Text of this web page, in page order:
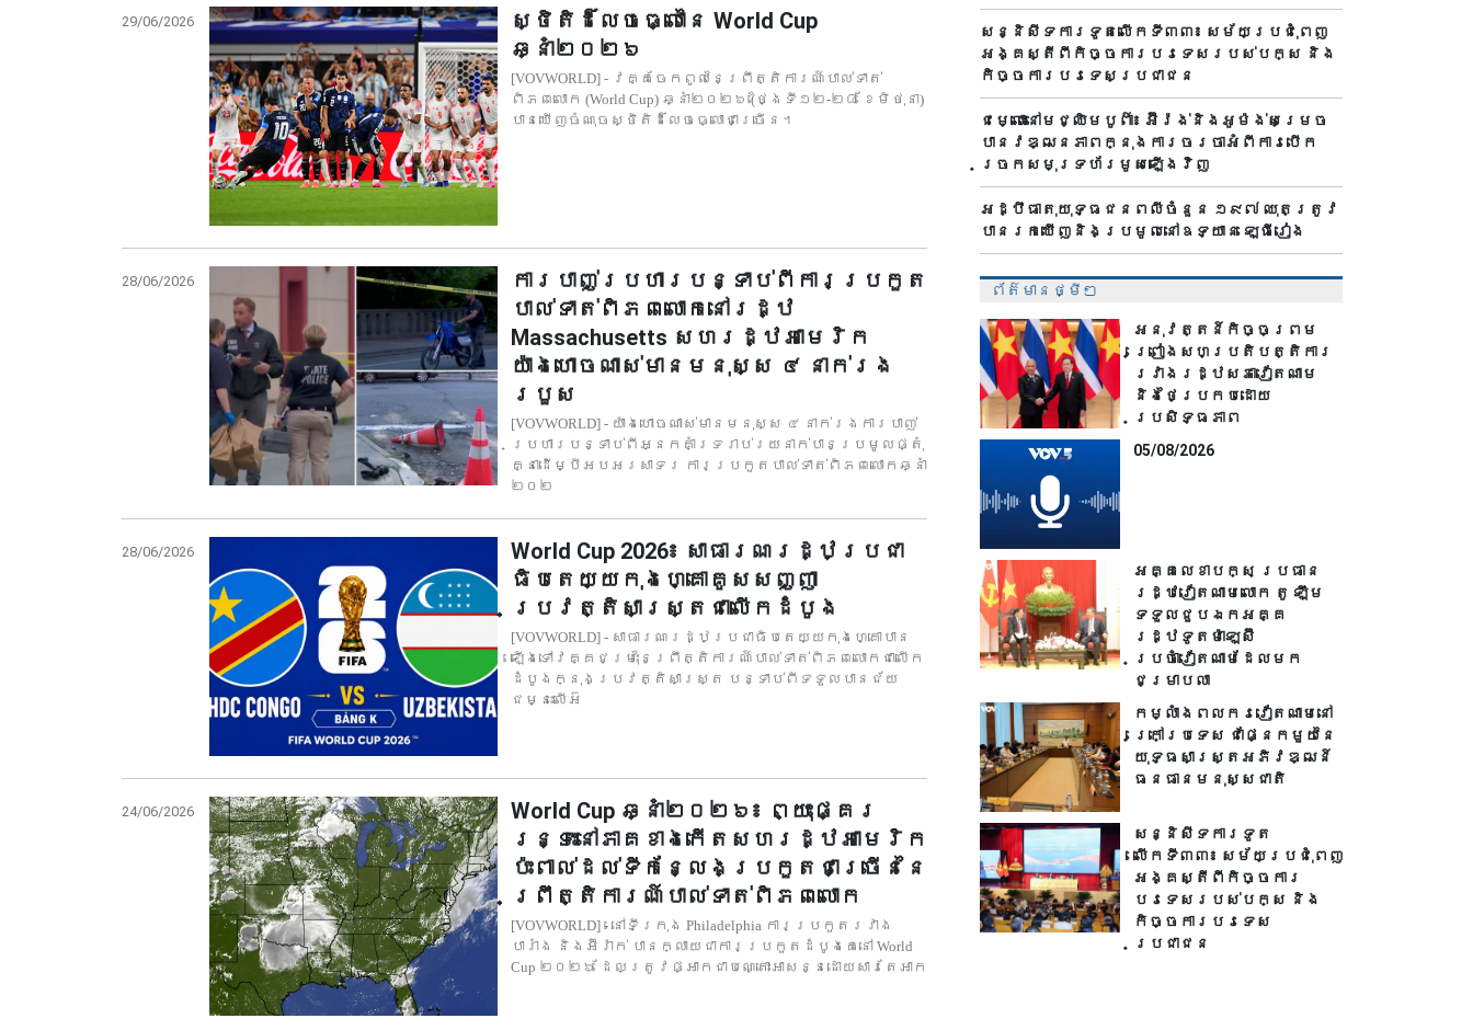
29/06/2026
ស្ថិតិដ៏លេចធ្លោនៃ World Cup
ឆ្នាំ២០២៦
[VOVWORLD] - វគ្គចែកពូលនៃព្រឹត្តិការណ៍បាល់ទាត់
ពិភពលោក (World Cup) ឆ្នាំ២០២៦ (ថ្ងៃទី១២-២៨ ខែមិថុនា)
បានឃើញចំណុចស្ថិតិដ៏លេចធ្លោជាច្រើន។
28/06/2026
ការបាញ់ប្រហារបន្ទាប់ពីការប្រកួត
បាល់ទាត់ពិភពលោកនៅរដ្ឋ
Massachusetts សហរដ្ឋអាមេរិក
យ៉ាងហោចណាស់មានមនុស្ស ៤ នាក់រង
របួស
[VOVWORLD] - យ៉ាងហោចណាស់មានមនុស្ស ៤ នាក់រងការបាញ់
ប្រហារបន្ទាប់ពីអ្នកគាំទ្ររាប់រយនាក់បានប្រមូលផ្តុំ
គ្នាដើម្បីអបអរសាទរ ការប្រកួតបាល់ទាត់ពិភពលោកឆ្នាំ
២០២
28/06/2026
World Cup 2026៖ សាធារណរដ្ឋប្រជា
ធិបតេយ្យកុងហ្គោគូសសញ្ញា
ប្រវត្តិសាស្ត្រជាលើកដំបូង
[VOVWORLD] - សាធារណរដ្ឋប្រជាធិបតេយ្យកុងហ្គោបាន
ឡើងទៅវគ្គជម្រុះនៃព្រឹត្តិការណ៍បាល់ទាត់ពិភពលោកជាលើក
ដំបូងក្នុងប្រវត្តិសាស្ត្រ បន្ទាប់ពីទទួលបានជ័យ
ជម្នះលើអ៊
24/06/2026
World Cup ឆ្នាំ២០២៦៖ ព្យុះផ្គរ
រន្ទះនៅភាគខាងកើតសហរដ្ឋអាមេរិក
ប៉ះពាល់ដល់ទីកន្លែងប្រកួតជាច្រើននៃ
ព្រឹត្តិការណ៍បាល់ទាត់ពិភពលោក
[VOVWORLD] - នៅទីក្រុង Philadelphia ការប្រកួតរវាង
បារាំង និងអ៊ីរ៉ាក់ បានក្លាយជាការប្រកួតដំបូងគេនៅ World
Cup ២០២៦ ដែលត្រូវផ្អាកជាបណ្តោះអាសន្នដោយសារតែអាក
សន្និសីទការទូតលើកទី៣៣៖ សម័យប្រជុំពេញ
អង្គស្តីពីកិច្ច​ការបរទេសរបស់​បក្ស និង
កិច្ច​ការបរទេសប្រជាជន
ជម្លោះនៅមជ្ឈិមបូព៌ា៖ អ៊ីរ៉ង់និងអូម៉ង់សម្រេច
បានវឌ្ឍនភាពក្នុងការចរចាអំពីការបើក
ច្រកសមុទ្រហ័រមូសឡើងវិញ
អដ្ឋិធាតុយុទ្ធជនពលីចំនួន ១៩៧ ឈុតត្រូវ
បានរកឃើញនិងប្រមូលនៅឧទ្យាន ឡេធីរៀង
ព័ត៌មានថ្មីៗ
អនុវត្តន៍កិច្ចព្រម
ព្រៀងសហប្រតិបត្តិការ
រវាងរដ្ឋសភាវៀតណាម
និងថៃប្រកបដោយ
ប្រសិទ្ធភាព
05/08/2026
អគ្គលេខាបក្ស ប្រធាន
រដ្ឋវៀតណាមលោក តូ ឡឹម
ទទួលជួបឯកអគ្គ
រដ្ឋទូតម៉ាឡេស៊ី
ប្រចាំវៀតណាមដែលមក
ជម្រាបលា
កម្លាំងពលករ​វៀតណាមនៅ
ក្រៅប្រទេស ជាផ្នែកមួយនៃ
យុទ្ធសាស្ត្រអភិវឌ្ឍន៍
ធនធានមនុស្សជាតិ
សន្និសីទការទូត
លើកទី៣៣៖ សម័យប្រជុំពេញ
អង្គស្តីពីកិច្ច​ការ
បរទេសរបស់​បក្ស និង
កិច្ច​ការបរទេស
ប្រជាជន